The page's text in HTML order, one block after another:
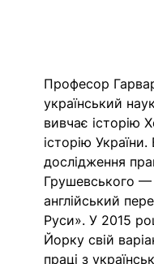
Професор
український
вивчає історію
історію
дослідження
Грушевського —
англійський
Руси». У 2015
Йорку свій
праці з